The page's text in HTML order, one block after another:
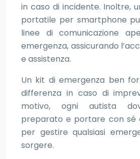
in caso di incidente. Inoltre,
portatile per smartphone
linee di comunicazione
emergenza, assicurando
e assistenza.
Un kit di emergenza ben
differenza in caso di
motivo, ogni autista
preparato e portare con sé
per gestire qualsiasi
sorgere.